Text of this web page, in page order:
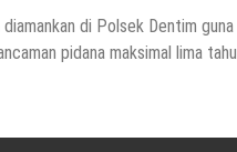
di Polsek Dentim
pidana maksimal lima